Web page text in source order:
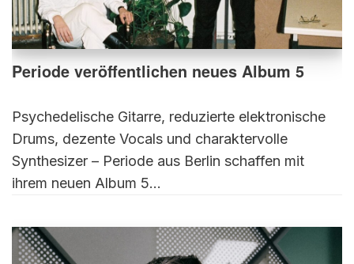
Periode veröffentlichen neues Album 5
Psychedelische Gitarre, reduzierte elektronische
Drums, dezente Vocals und charaktervolle
Synthesizer – Periode aus Berlin schaffen mit
ihrem neuen Album 5…